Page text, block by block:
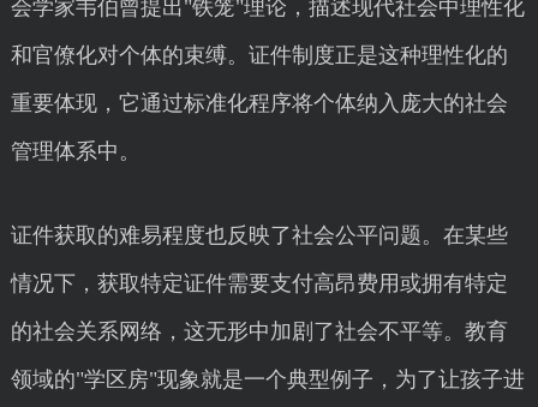
会学家韦伯曾提出"铁笼"理论，描述现代社会中理性化
和官僚化对个体的束缚。证件制度正是这种理性化的
重要体现，它通过标准化程序将个体纳入庞大的社会
管理体系中。
证件获取的难易程度也反映了社会公平问题。在某些
情况下，获取特定证件需要支付高昂费用或拥有特定
的社会关系网络，这无形中加剧了社会不平等。教育
领域的"学区房"现象就是一个典型例子，为了让孩子进